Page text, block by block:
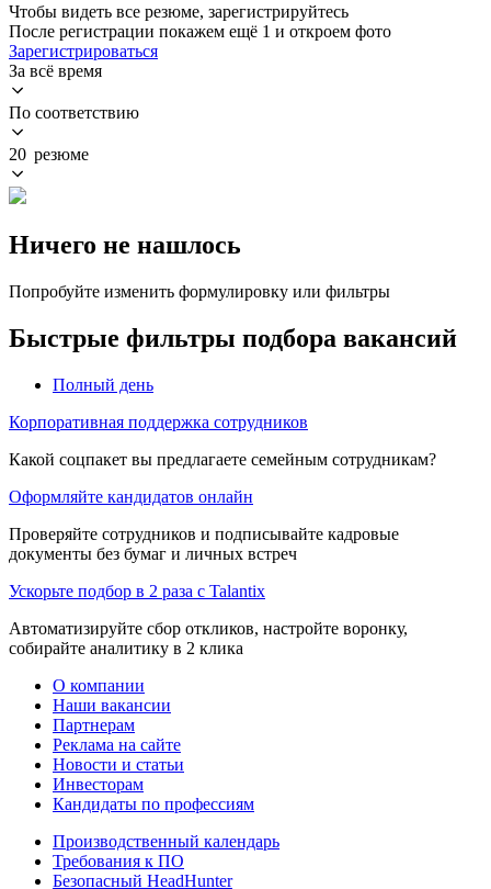
Чтобы видеть все резюме, зарегистрируйтесь
После регистрации покажем ещё 1 и откроем фото
Зарегистрироваться
За всё время
По соответствию
20 резюме
Ничего не нашлось
Попробуйте изменить формулировку или фильтры
Быстрые фильтры подбора вакансий
Полный день
Корпоративная поддержка сотрудников
Какой соцпакет вы предлагаете семейным сотрудникам?
Оформляйте кандидатов онлайн
Проверяйте сотрудников и подписывайте кадровые
документы без бумаг и личных встреч
Ускорьте подбор в 2 раза с Talantix
Автоматизируйте сбор откликов, настройте воронку,
собирайте аналитику в 2 клика
О компании
Наши вакансии
Партнерам
Реклама на сайте
Новости и статьи
Инвесторам
Кандидаты по профессиям
Производственный календарь
Требования к ПО
Безопасный HeadHunter